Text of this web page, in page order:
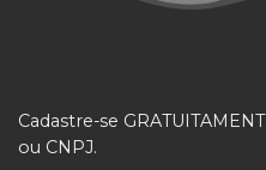
Cadastre-se
ou CNPJ.